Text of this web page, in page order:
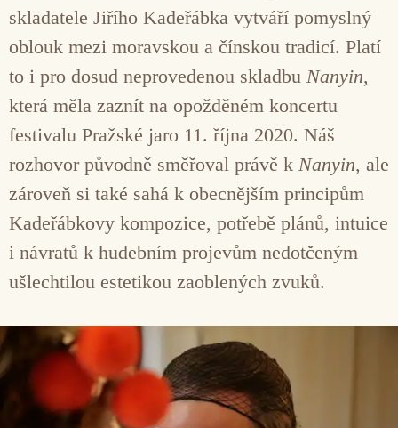
skladatele Jiřího Kadeřábka vytváří pomyslný
oblouk mezi moravskou a čínskou tradicí. Platí
to i pro dosud neprovedenou skladbu Nanyin,
která měla zaznít na opožděném koncertu
festivalu Pražské jaro 11. října 2020. Náš
rozhovor původně směřoval právě k Nanyin, ale
zároveň si také sahá k obecnějším principům
Kadeřábkovy kompozice, potřebě plánů, intuice
i návratů k hudebním projevům nedotčeným
ušlechtilou estetikou zaoblených zvuků.